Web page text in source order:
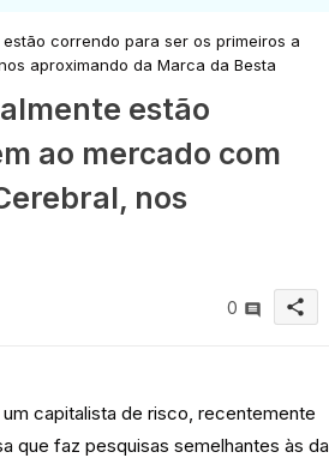
correndo para ser os primeiros a
aproximando da Marca da Besta
estão
ao mercado com
nos
0 share
capitalista de risco, recentemente
que faz pesquisas semelhantes às da